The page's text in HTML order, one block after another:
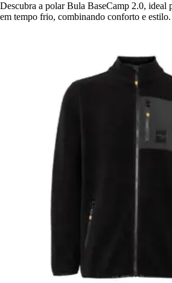
Descubra a polar Bula BaseCamp 2.0, ideal
em tempo frio, combinando conforto e estilo.